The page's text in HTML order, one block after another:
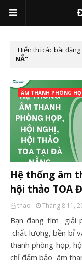
Hiển thị các bài
NẴ
ÂM THANH PHÒNG
Hệ thống âm
hội thảo TOA
thao Tháng 8 11,
Bạn đang tìm giải
chất lượng, bền bỉ
thanh phòng họp,
chỉ đảm bảo âm